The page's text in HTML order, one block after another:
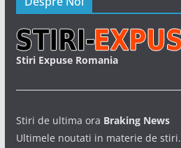
Stiri Expuse Romania
Stiri de ultima ora Braking News
Ultimele noutati in materie de stiri.